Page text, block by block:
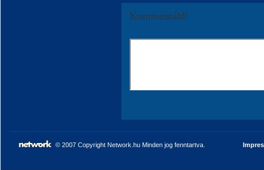
Kommentáld!
© 2007 Copyright Network.hu Minden jog fenntartva.